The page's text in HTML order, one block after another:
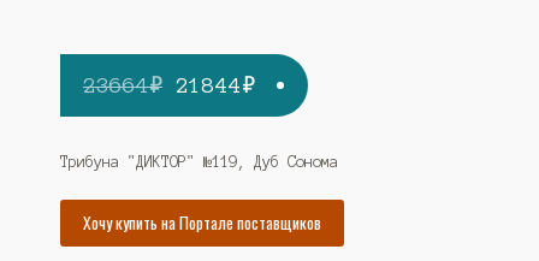
23664₽ Первоначальная
цена
составляла
23664₽.
21844₽Текущая
цена:
21844₽.
Трибуна "ДИКТОР" №119, Дуб Сонома
Хочу купить на Портале поставщиков